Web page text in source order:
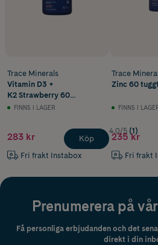
Trace Minerals
Vitamin D3 +
K2 Strawberry 60
tuggtabletter
FINNS I LAGER
283 kr
Fri frakt Instabox
Köp
Trace
Zinc 60
FINNS I
4.0/5 (1)
235 kr
Fri frakt
Prenumerera på
Få personliga erbjudanden och det
direkt i din